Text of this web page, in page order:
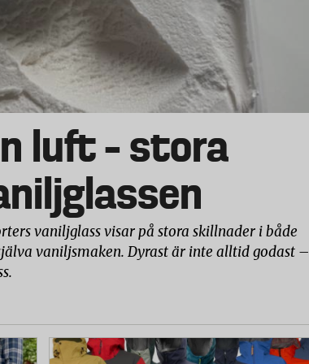
luft – stora
vaniljglass visar på stora skillnader i både
vaniljsmaken. Dyrast är inte alltid godast –